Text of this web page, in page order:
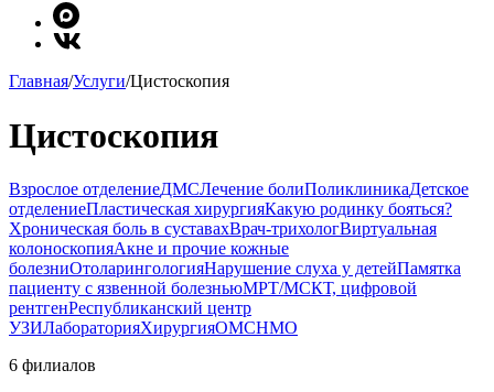
Главная/Услуги/Цистоскопия
Цистоскопия
Взрослое отделениеДМСЛечение болиПоликлиникаДетское
отделениеПластическая хирургияКакую родинку бояться?
Хроническая боль в суставахВрач-трихологВиртуальная
колоноскопияАкне и прочие кожные
болезниОтоларингологияНарушение слуха у детейПамятка
пациенту с язвенной болезньюМРТ/МСКТ, цифровой
рентгенРеспубликанский центр
УЗИЛабораторияХирургияОМСНМО
6 филиалов